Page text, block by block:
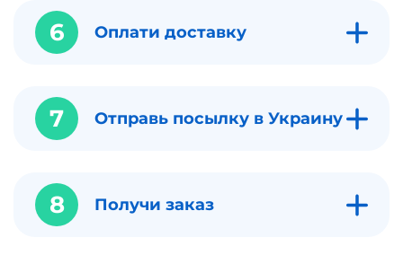
6 Оплати доставку
7 Отправь посылку в Украину
8 Получи заказ